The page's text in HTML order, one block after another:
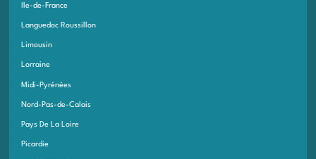
Ile-de-France
Languedoc Roussillon
Limousin
Lorraine
Midi-Pyrénées
Nord-Pas-de-Calais
Pays De La Loire
Picardie